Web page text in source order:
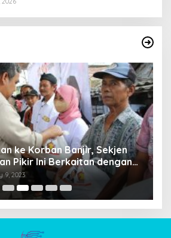
ke Korban Banjir, Sekjen
Pikir Ini Berkaitan dengan
9, 2023